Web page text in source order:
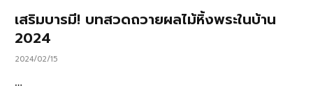
เสริมบารมี! บทสวดถวายผลไม้หิ้งพระในบ้าน
2024
2024/02/15
…